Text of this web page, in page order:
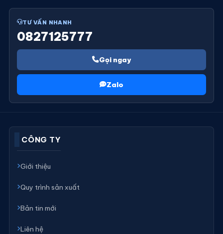
TƯ VẤN NHANH
0827125777
Gọi ngay
Zalo
CÔNG TY
Giới thiệu
Quy trình sản xuất
Bản tin mới
Liên hệ